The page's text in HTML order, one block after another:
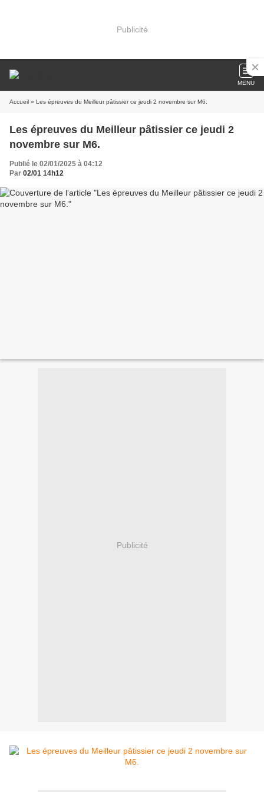
Publicité
MENU
Accueil » Les épreuves du Meilleur pâtissier ce jeudi 2 novembre sur M6.
Les épreuves du Meilleur pâtissier ce jeudi 2
novembre sur M6.
Publié le 02/01/2025 à 04:12
Par 02/01 14h12
Publicité